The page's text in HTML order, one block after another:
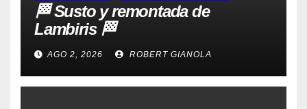
🏁 Susto y remontada de
Lambiris 🏁
AGO 2, 2026 ROBERT GIANOLA